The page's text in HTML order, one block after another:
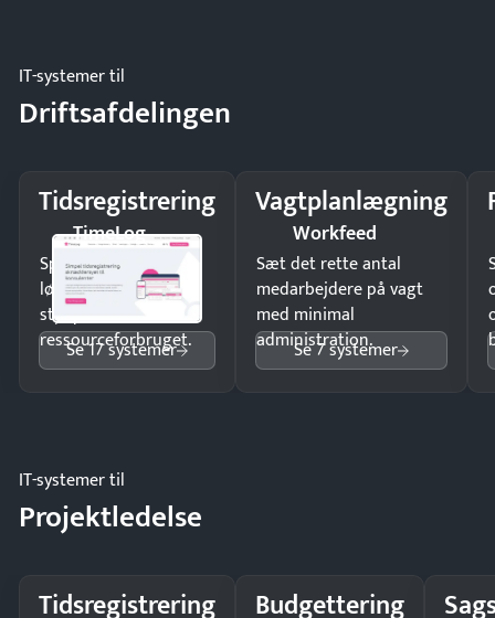
IT-systemer til
Driftsafdelingen
Tidsregistrering
TimeLog
Spar tid på
lønberegning og få
styr på
ressourceforbruget.
Se 17 systemer
Vagtplanlægning
Workfeed
Sæt det rette antal
medarbejdere på vagt
med minimal
administration.
Se 7 systemer
IT-systemer til
Projektledelse
Tidsregistrering Budgettering